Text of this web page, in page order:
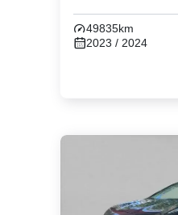
49835km
2023 / 2024